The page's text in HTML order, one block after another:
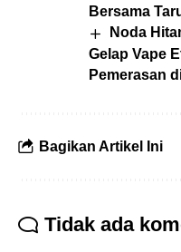
Bersama
Noda
Gelap Vape
Pemerasan
Bagikan Artikel Ini
Tidak ada